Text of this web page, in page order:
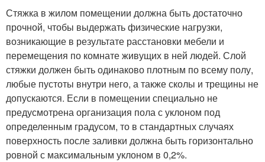
Стяжка в жилом помещении должна быть достаточно
прочной, чтобы выдержать физические нагрузки,
возникающие в результате расстановки мебели и
перемещения по комнате живущих в ней людей. Слой
стяжки должен быть одинаково плотным по всему полу,
любые пустоты внутри него, а также сколы и трещины не
допускаются. Если в помещении специально не
предусмотрена организация пола с уклоном под
определенным градусом, то в стандартных случаях
поверхность после заливки должна быть горизонтально
ровной с максимальным уклоном в 0,2%.